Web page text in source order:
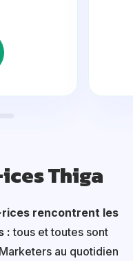
Thiga
rencontrent les
: tous et toutes sont
au quotidien